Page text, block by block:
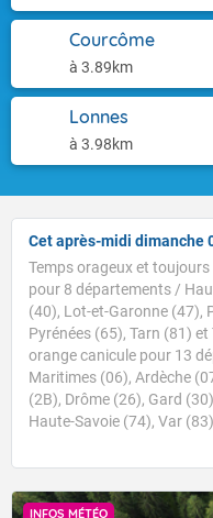
Courcôme
à 3.89km
Lonnes
à 3.98km
Cet après-midi dimanche
Temps orageux et
pour 8 départements /
(40), Lot-et-Garonne (47),
Pyrénées (65), Tarn (81)
orange canicule pour 13
Maritimes (06), Ardèche
(2B), Drôme (26), Gard
Haute-Savoie (74), Var
INFOS MÉTÉO